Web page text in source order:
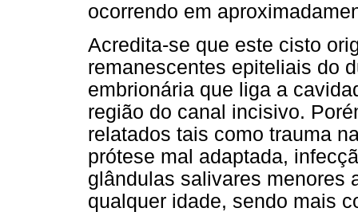
ocorrendo em
Acredita-se que este cisto
remanescentes epiteliais do
embrionária que liga a
região do canal incisivo.
relatados tais como trauma
prótese mal adaptada,
glândulas salivares menores
qualquer idade, sendo mais